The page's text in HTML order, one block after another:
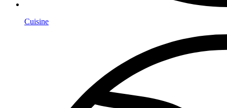
Cuisine